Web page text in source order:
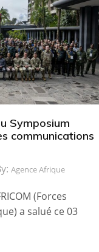
Symposium
communications
Agence Afrique
(Forces
a salué ce 03